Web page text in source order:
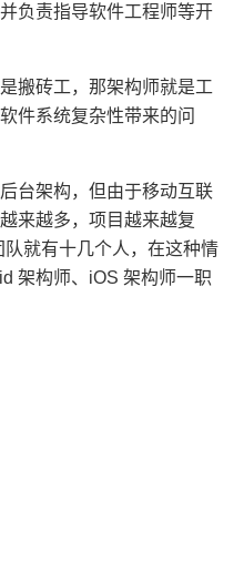
负责指导软件工程师等开
搬砖工，那架构师就是工
件系统复杂性带来的问
台架构，但由于移动互联
来越多，项目越来越复
就有十几个人，在这种情
架构师、iOS 架构师一职